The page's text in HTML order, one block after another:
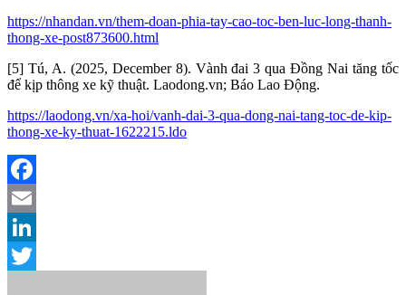
https://nhandan.vn/them-doan-phia-tay-cao-toc-ben-luc-long-thanh-
thong-xe-post873600.html
[5] Tú, A. (2025, December 8). Vành đai 3 qua Đồng Nai tăng tốc
để kịp thông xe kỹ thuật. Laodong.vn; Báo Lao Động.
https://laodong.vn/xa-hoi/vanh-dai-3-qua-dong-nai-tang-toc-de-kip-
thong-xe-ky-thuat-1622215.ldo
Facebook
Email
LinkedIn